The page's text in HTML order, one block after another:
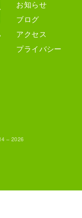
お知らせ
ブログ
アクセス
プライバシー
– 2026